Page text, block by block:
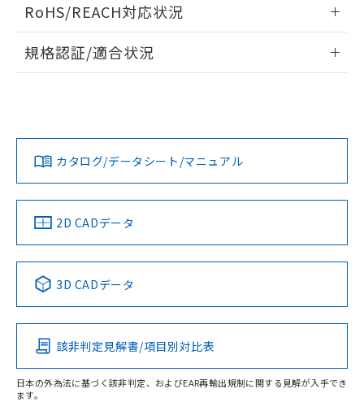
ドすることができます。
ログイン/会員登録
ダウンロードデータをご利用いただく前に、以下を必ずお読
みください。
ソフトウェアの使用条件
RoHS/REACH対応状況
EU RoHS 注意事項・凡例
対応済み
中国 RoHS 注意事項・凡例
Pb Hg Cd Cr(VI)
O
規格認証/適合状況
LR型式承認
（イギリス
船舶規格）
DNV型式承認
（ノルウェー
BV型式承認
（フランス
KR型式
（韓国
No No No No
この製品の規格認証/適合状況ページへ
その他の認証はこちらのページからご検索ください
カタログ/データシート/マニュアル
2D CADデータ
3D CADデータ
該非判定見解書/項目別対比表
日本の外為法に基づく該非判定、およびEAR再輸出規制に関する見解が入手でき
ます。